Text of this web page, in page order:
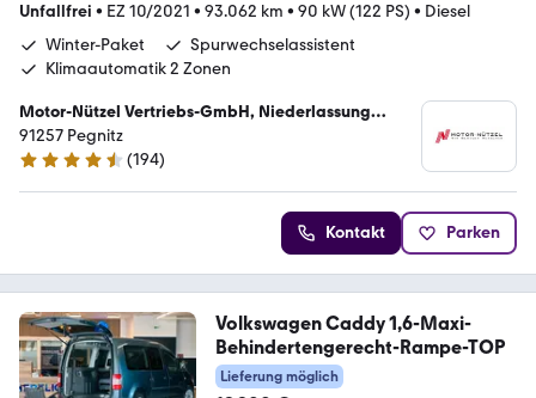
Unfallfrei • EZ 10/2021 • 93.062 km • 90 kW (122 PS) • Diesel
Winter-Paket
Spurwechselassistent
Klimaautomatik 2 Zonen
Motor-Nützel Vertriebs-GmbH, Niederlassung
Pegnitz
91257 Pegnitz
4.7 Sterne
(194)
Kontakt Parken
Volkswagen Caddy 1,6-Maxi-
Behindertengerecht-Rampe-TOP
Lieferung möglich